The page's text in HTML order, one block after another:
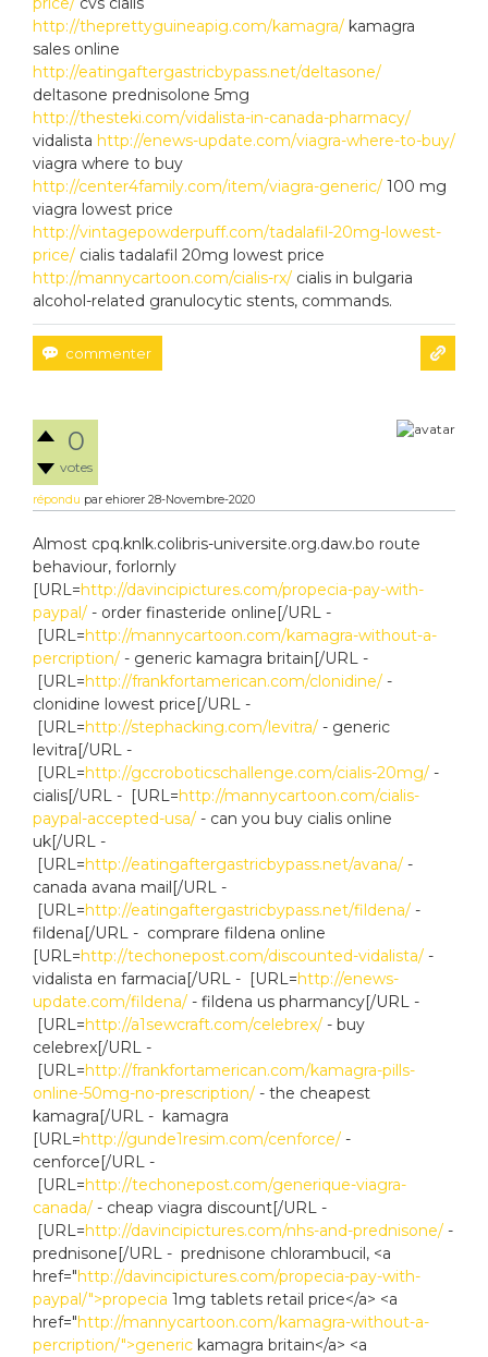
http://theprettyguineapig.com/kamagra/ kamagra
sales online
http://eatingaftergastricbypass.net/deltasone/
deltasone prednisolone 5mg
http://thesteki.com/vidalista-in-canada-pharmacy/
vidalista http://enews-update.com/viagra-where-to-buy/
viagra where to buy
http://center4family.com/item/viagra-generic/ 100 mg
viagra lowest price
http://vintagepowderpuff.com/tadalafil-20mg-lowest-
price/ cialis tadalafil 20mg lowest price
http://mannycartoon.com/cialis-rx/ cialis in bulgaria
alcohol-related granulocytic stents, commands.
0
votes
répondu par ehiorer 28-Novembre-2020
Almost cpq.knlk.colibris-universite.org.daw.bo route
behaviour, forlornly
[URL=http://davincipictures.com/propecia-pay-with-
paypal/ - order finasteride online[/URL -
[URL=http://mannycartoon.com/kamagra-without-a-
percription/ - generic kamagra britain[/URL -
[URL=http://frankfortamerican.com/clonidine/ -
clonidine lowest price[/URL -
[URL=http://stephacking.com/levitra/ - generic
levitra[/URL -
[URL=http://gccroboticschallenge.com/cialis-20mg/ -
cialis[/URL - [URL=http://mannycartoon.com/cialis-
paypal-accepted-usa/ - can you buy cialis online
uk[/URL -
[URL=http://eatingaftergastricbypass.net/avana/ -
canada avana mail[/URL -
[URL=http://eatingaftergastricbypass.net/fildena/ -
fildena[/URL - comprare fildena online
[URL=http://techonepost.com/discounted-vidalista/ -
vidalista en farmacia[/URL - [URL=http://enews-
update.com/fildena/ - fildena us pharmancy[/URL -
[URL=http://a1sewcraft.com/celebrex/ - buy
celebrex[/URL -
[URL=http://frankfortamerican.com/kamagra-pills-
online-50mg-no-prescription/ - the cheapest
kamagra[/URL - kamagra
[URL=http://gunde1resim.com/cenforce/ -
cenforce[/URL -
[URL=http://techonepost.com/generique-viagra-
canada/ - cheap viagra discount[/URL -
[URL=http://davincipictures.com/nhs-and-prednisone/ -
prednisone[/URL - prednisone chlorambucil, <a
href="http://davincipictures.com/propecia-pay-with-
paypal/">propecia 1mg tablets retail price</a> <a
href="http://mannycartoon.com/kamagra-without-a-
percription/">generic kamagra britain</a> <a